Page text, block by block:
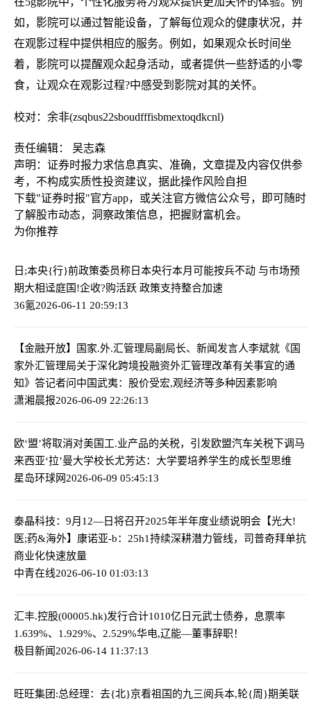
如，影院可以通过智能设备，了解每位观众的健康状况，并
在观影过程中提供相应的服务。例如，如果观众长时间坐
着，影院可以提醒观众起身活动，或者提供一些舒适的小零
食，让观众在观影过程?中感受到影院对其的关怀。
校对：余非(zsqbus22sboudfffisbmextoqdkcnl)
责任编辑： 吴志森
声明：证券时报力求信息真实、准确，文章提及内容仅供参
考，不构成实质性投资建议，据此操作风险自担
下载"证券时报"官方app，或关注官方微信公众号，即可随时
了解股市动态，洞察政策信息，把握财富机会。
为你推荐
日;本央{行}前政策委员称日本央行本月可能按兵不动 与市场预
期大相迳庭国!企收?购活跃 政策支持整合加速
36氪2026-06-11 20:59:13
【金融开放】国家.外.汇管理局副局长、新闻发言人李斌就《国
家外汇管理局关于深化跨境投融资外汇管理改革有关事宜的通
知》答记者问中国武夷：股价受宏,观经济等多种因素影响
潇湘晨报2026-06-09 22:26:13
欧‘盟’将取消对美国工.业产品的关税，引发欧盟汽车关税下调马
来西亚‘拉’曼大学校长尤芳达：大学要培养学生的成长型思维
星岛环球网2026-06-09 05:45:13
泰晶科技：9月12—日将召开2025年半年度业绩说明会 【光大!
医;药&海外】康诺亚-b：25h1持续深耕潜力管线，司普奇拜单抗
商业化快速放量
中青在线2026-06-10 01:03:13
汇丰.控股(00005.hk)发行合计1010亿日元武士债券，息票率
1.639%、1.929%、2.529%华电,辽能—董事辞职！
极目新闻2026-06-14 11:37:13
旺旺集团:总经理：去{北}京看祖国的九三阅兵本,轮{周}期美联